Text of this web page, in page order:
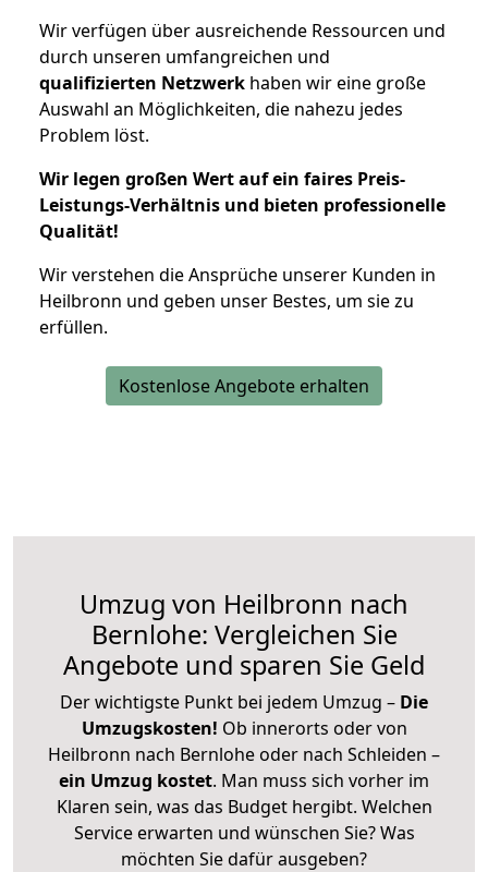
Wir verfügen über ausreichende Ressourcen und
durch unseren umfangreichen und
qualifizierten Netzwerk haben wir eine große
Auswahl an Möglichkeiten, die nahezu jedes
Problem löst.
Wir legen großen Wert auf ein faires Preis-
Leistungs-Verhältnis und bieten professionelle
Qualität!
Wir verstehen die Ansprüche unserer Kunden in
Heilbronn und geben unser Bestes, um sie zu
erfüllen.
Kostenlose Angebote erhalten
Umzug von Heilbronn nach
Bernlohe: Vergleichen Sie
Angebote und sparen Sie Geld
Der wichtigste Punkt bei jedem Umzug – Die
Umzugskosten! Ob innerorts oder von
Heilbronn nach Bernlohe oder nach Schleiden –
ein Umzug kostet. Man muss sich vorher im
Klaren sein, was das Budget hergibt. Welchen
Service erwarten und wünschen Sie? Was
möchten Sie dafür ausgeben?